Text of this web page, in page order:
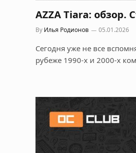
AZZA Tiara:
By Илья Родионов 05.01.2026
Сегодня уже не все
рубеже 1990-х и 2000-х